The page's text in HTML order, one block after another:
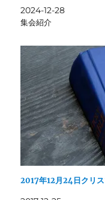
2024-12-28
集会紹介
2017年12月24日クリ